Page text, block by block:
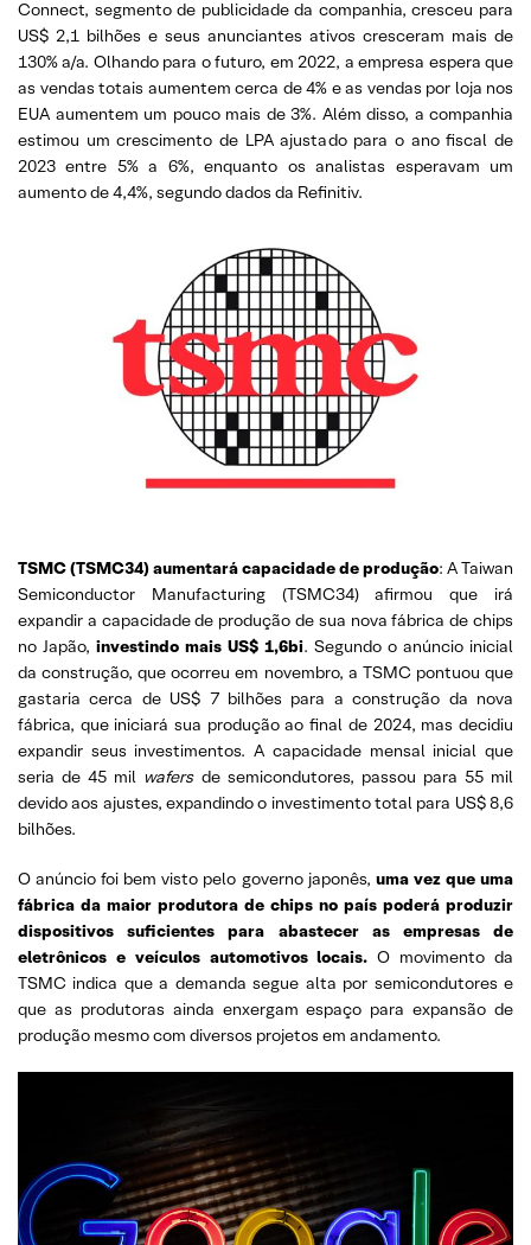
Connect, segmento de publicidade da companhia, cresceu para
US$ 2,1 bilhões e seus anunciantes ativos cresceram mais de
130% a/a. Olhando para o futuro, em 2022, a empresa espera que
as vendas totais aumentem cerca de 4% e as vendas por loja nos
EUA aumentem um pouco mais de 3%. Além disso, a companhia
estimou um crescimento de LPA ajustado para o ano fiscal de
2023 entre 5% a 6%, enquanto os analistas esperavam um
aumento de 4,4%, segundo dados da Refinitiv.
TSMC (TSMC34)aumentará capacidade de produção: A Taiwan
Semiconductor Manufacturing (TSMC34) afirmou que irá
expandir a capacidade de produção de sua nova fábrica de chips
no Japão, investindo mais US$ 1,6bi. Segundo o anúncio inicial
da construção, que ocorreu em novembro, a TSMC pontuou que
gastaria cerca de US$ 7 bilhões para a construção da nova
fábrica, que iniciará sua produção ao final de 2024, mas decidiu
expandir seus investimentos. A capacidade mensal inicial que
seria de 45 mil wafersde semicondutores, passou para 55 mil
devido aos ajustes, expandindo o investimento total para US$ 8,6
bilhões.
O anúncio foi bem visto pelo governo japonês, uma vez que uma
fábrica da maior produtora de chips no país poderá produzir
dispositivos suficientes para abastecer as empresas de
eletrônicos e veículos automotivos locais.O movimento da
TSMC indica que a demanda segue alta por semicondutores e
que as produtoras ainda enxergam espaço para expansão de
produção mesmo com diversos projetos em andamento.